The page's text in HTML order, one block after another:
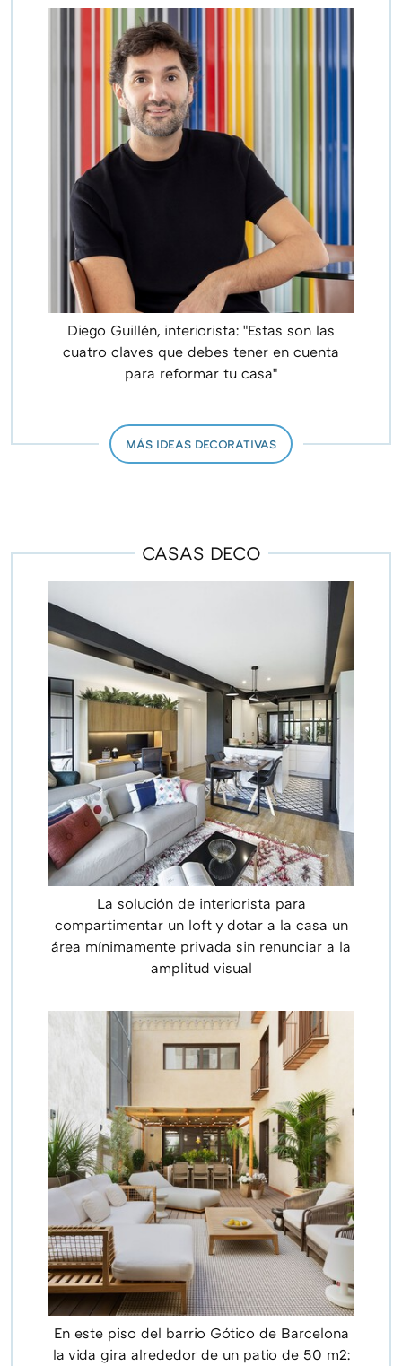
Diego Guillén, interiorista: "Estas son las
cuatro claves que debes tener en cuenta
para reformar tu casa"
MÁS IDEAS DECORATIVAS
CASAS DECO
La solución de interiorista para
compartimentar un loft y dotar a la casa un
área mínimamente privada sin renunciar a la
amplitud visual
En este piso del barrio Gótico de Barcelona
la vida gira alrededor de un patio de 50 m2: